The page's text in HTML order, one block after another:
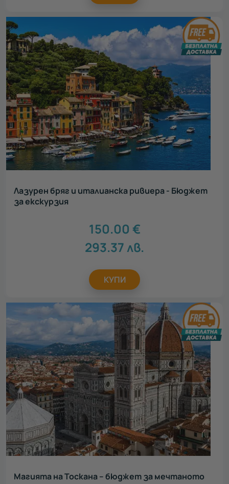
Лазурен бряг и италианска ривиера - Бюджет
за екскурзия
150.00 €
293.37лв.
КУПИ
Магията на Тоскана – бюджет за мечтаното